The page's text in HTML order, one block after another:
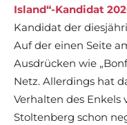
Island“-Kandidat
Kandidat der
Auf der einen Seite
Ausdrücken wie
Netz. Allerdings hat
Verhalten des Enkels
Stoltenberg schon